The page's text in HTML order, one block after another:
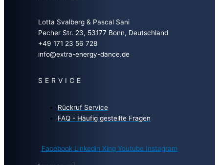
Lotta Svalberg & Pascal Sani
Pecher Str. 23, 53177 Bonn, Deutschland
+49 171 23 56 728
info@extra-energy-dance.de
SERVICE
Rückruf Service
FAQ - Häufig gestellte Fragen
Facebook Linkedin Xing Youtube Instagram